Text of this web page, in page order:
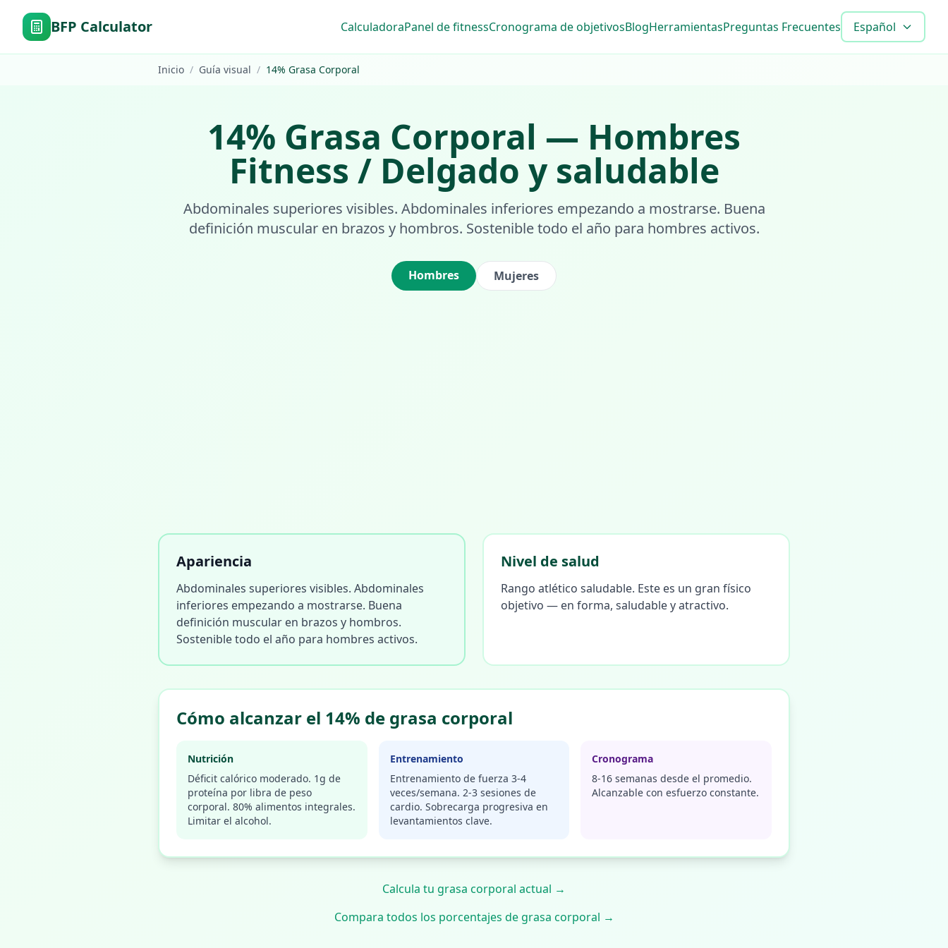
BFP Calculator CalculadoraPanel de fitnessCronograma de objetivosBlogHerramientasPreguntas Frecuentes Español
Inicio / Guía visual / 14% Grasa Corporal
14% Grasa Corporal — Hombres
Fitness / Delgado y saludable
Abdominales superiores visibles. Abdominales inferiores empezando a mostrarse. Buena
definición muscular en brazos y hombros. Sostenible todo el año para hombres activos.
Hombres Mujeres
Apariencia
Abdominales superiores visibles. Abdominales
inferiores empezando a mostrarse. Buena
definición muscular en brazos y hombros.
Sostenible todo el año para hombres activos.
Nivel de salud
Rango atlético saludable. Este es un gran físico
objetivo — en forma, saludable y atractivo.
Cómo alcanzar el 14% de grasa corporal
Nutrición
Déficit calórico moderado. 1g de
proteína por libra de peso
corporal. 80% alimentos integrales.
Limitar el alcohol.
Entrenamiento
Entrenamiento de fuerza 3-4
veces/semana. 2-3 sesiones de
cardio. Sobrecarga progresiva en
levantamientos clave.
Cronograma
8-16 semanas desde el promedio.
Alcanzable con esfuerzo constante.
Calcula tu grasa corporal actual →
Compara todos los porcentajes de grasa corporal →